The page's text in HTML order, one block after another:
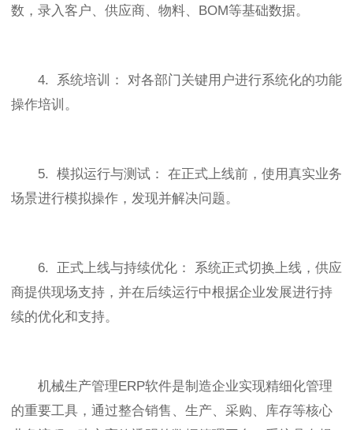
数，录入客户、供应商、物料、BOM等基础数据。
4. 系统培训： 对各部门关键用户进行系统化的功能
操作培训。
5. 模拟运行与测试： 在正式上线前，使用真实业务
场景进行模拟操作，发现并解决问题。
6. 正式上线与持续优化： 系统正式切换上线，供应
商提供现场支持，并在后续运行中根据企业发展进行持
续的优化和支持。
机械生产管理ERP软件是制造企业实现精细化管理
的重要工具，通过整合销售、生产、采购、库存等核心